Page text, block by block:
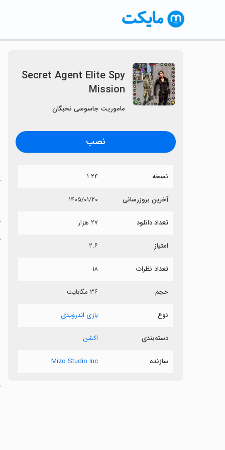
Secret Agent Elite Spy
Mission
ماموریت جاسوسی نخبگان
نصب
نسخه ۱.۲۴
آخرین بروزرسانی ۱۴۰۵/۰۱/۲۰
تعداد دانلود ۲۷ هزار
امتیاز ۲.۶
تعداد نظرات ۱۸
حجم ۳۶ مگابایت
نوع بازی اندرویدی
دسته‌بندی اکشن
سازنده Mizo Studio Inc